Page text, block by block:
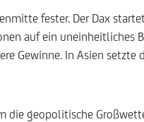
fester. Der Dax
auf ein uneinheitliches
Gewinne. In Asien
geopolitische